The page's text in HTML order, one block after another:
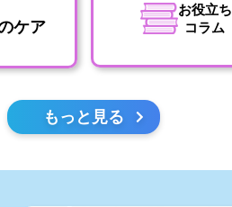
ケア
お役立ち
コラム
もっと見る